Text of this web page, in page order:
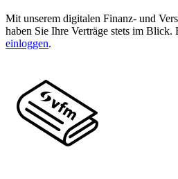
Mit unserem digitalen Finanz- und
haben Sie Ihre Verträge stets im Blick.
einloggen.